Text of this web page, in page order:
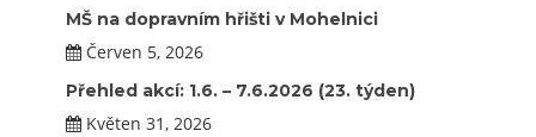
MŠ na dopravním hřišti v Mohelnici
Červen 5, 2026
Přehled akcí: 1.6. – 7.6.2026 (23. týden)
Květen 31, 2026